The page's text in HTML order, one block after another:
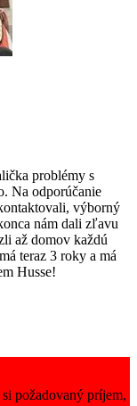
problémy s
Na odporúčanie
výborný
nám dali zľavu
až domov každú
teraz 3 roky a má
Husse!
požadovaný príjem,